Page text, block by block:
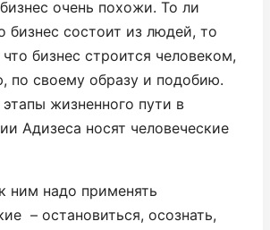
очень похожи. То ли
бизнес состоит из людей, то
бизнес строится человеком,
по своему образу и подобию.
жизненного пути в
Адизеса носят человеческие
ним надо применять
– остановиться, осознать,